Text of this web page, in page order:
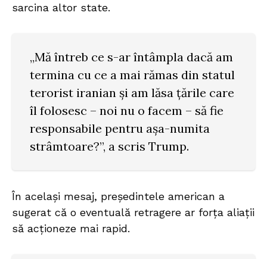
sarcina altor state.
„Mă întreb ce s-ar întâmpla dacă am
termina cu ce a mai rămas din statul
terorist iranian și am lăsa țările care
îl folosesc – noi nu o facem – să fie
responsabile pentru așa-numita
strâmtoare?”, a scris Trump.
În același mesaj, președintele american a
sugerat că o eventuală retragere ar forța aliații
să acționeze mai rapid.